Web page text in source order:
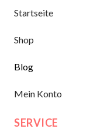
Startseite
Shop
Blog
Mein Konto
SERVICE